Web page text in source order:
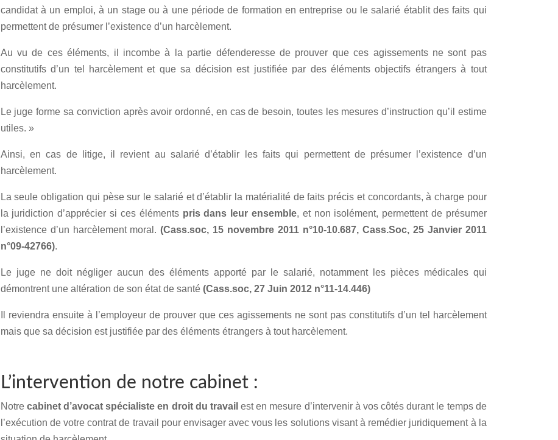
candidat à un emploi, à un stage ou à une période de formation en entreprise ou le salarié établit des faits qui
permettent de présumer l’existence d’un harcèlement.
Au vu de ces éléments, il incombe à la partie défenderesse de prouver que ces agissements ne sont pas
constitutifs d’un tel harcèlement et que sa décision est justifiée par des éléments objectifs étrangers à tout
harcèlement.
Le juge forme sa conviction après avoir ordonné, en cas de besoin, toutes les mesures d’instruction qu’il estime
utiles. »
Ainsi, en cas de litige, il revient au salarié d’établir les faits qui permettent de présumer l’existence d’un
harcèlement.
La seule obligation qui pèse sur le salarié et d’établir la matérialité de faits précis et concordants, à charge pour
la juridiction d’apprécier si ces éléments pris dans leur ensemble, et non isolément, permettent de présumer
l’existence d’un harcèlement moral.(Cass.soc, 15 novembre 2011 n°10-10.687, Cass.Soc, 25 Janvier 2011
n°09-42766).
Le juge ne doit négliger aucun des éléments apporté par le salarié, notamment les pièces médicales qui
démontrent une altération de son état de santé (Cass.soc, 27 Juin 2012 n°11-14.446)
Il reviendra ensuite à l’employeur de prouver que ces agissements ne sont pas constitutifs d’un tel harcèlement
mais que sa décision est justifiée par des éléments étrangers à tout harcèlement.
L’intervention de notre cabinet :
Notre cabinet d’avocat spécialiste en droit du travail est en mesure d’intervenir à vos côtés durant le temps de
l’exécution de votre contrat de travail pour envisager avec vous les solutions visant à remédier juridiquement à la